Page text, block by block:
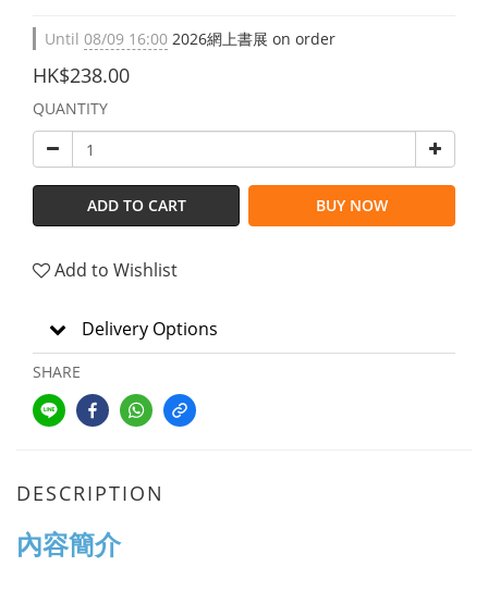
Until 08/09 16:00 2026網上書展 on order
HK$238.00
QUANTITY
ADD TO CART BUY NOW
Add to Wishlist
Delivery Options
SHARE
DESCRIPTION
內容簡介